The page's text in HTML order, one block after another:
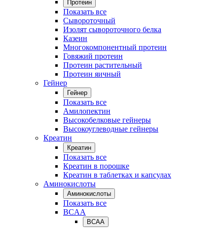
Протеин
Показать все
Сывороточный
Изолят сывороточного белка
Казеин
Многокомпонентный протеин
Говяжий протеин
Протеин растительный
Протеин яичный
Гейнер
Гейнер
Показать все
Амилопектин
Высокобелковые гейнеры
Высокоуглеводные гейнеры
Креатин
Креатин
Показать все
Креатин в порошке
Креатин в таблетках и капсулах
Аминокислоты
Аминокислоты
Показать все
BCAA
BCAA